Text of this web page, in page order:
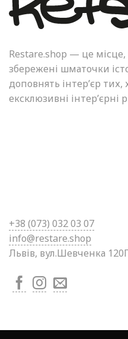
Restare.shop — це
збережені шматочки
доповнять інтер’єр тих,
ексклюзивні інтер’єрні
+38 (073) 032 03 07
info@restare.shop
Львів, вул.Шевченка